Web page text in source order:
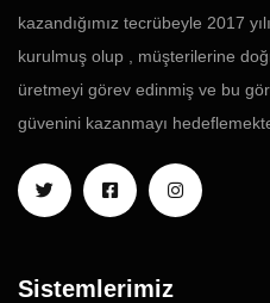
kazandığımız tecrübeyle 2017
kurulmuş olup , müşterilerine
üretmeyi görev edinmiş ve bu
güvenini kazanmayı
Sistemlerimiz